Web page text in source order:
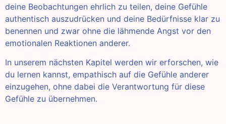
deine Beobachtungen ehrlich zu teilen, deine Gefühle
authentisch auszudrücken und deine Bedürfnisse klar zu
benennen und zwar ohne die lähmende Angst vor den
emotionalen Reaktionen anderer.
In unserem nächsten Kapitel werden wir erforschen, wie
du lernen kannst, empathisch auf die Gefühle anderer
einzugehen, ohne dabei die Verantwortung für diese
Gefühle zu übernehmen.